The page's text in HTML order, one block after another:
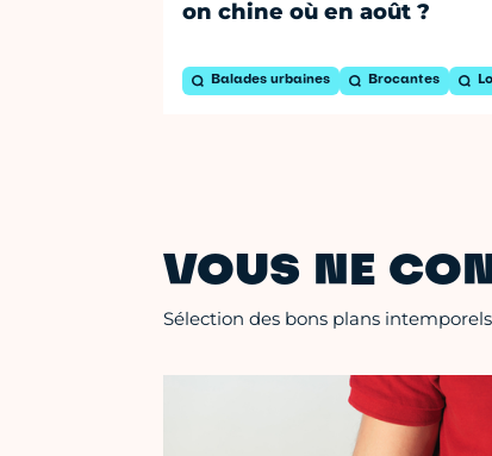
on chine où en août ?
Balades urbaines Brocantes
VOUS NE
Sélection des bons plans